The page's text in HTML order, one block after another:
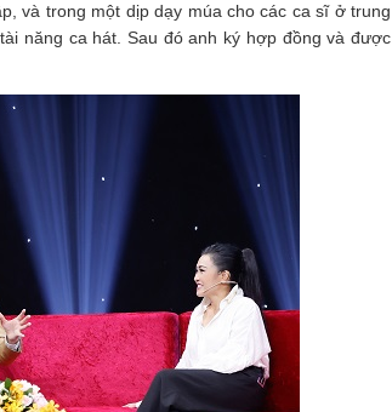
và trong một dịp dạy múa cho các ca sĩ ở trung
năng ca hát. Sau đó anh ký hợp đồng và được